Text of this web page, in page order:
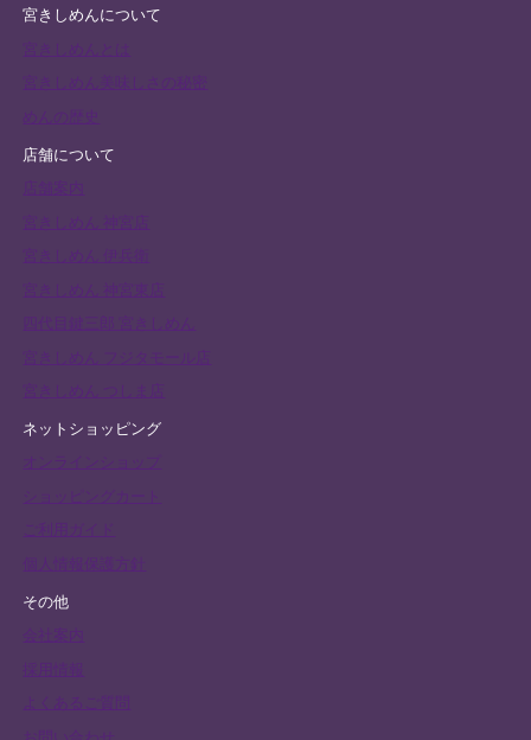
宮きしめんについて
宮きしめん美味しさの秘密
めんの歴史
店舗について
宮きしめん 神宮店
宮きしめん 神宮東店
宮きしめん フジタモール店
ネットショッピング
個人情報保護方針
その他
採用情報
よくあるご質問